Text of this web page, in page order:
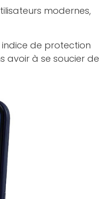
modernes,
de protection
avoir à se soucier de